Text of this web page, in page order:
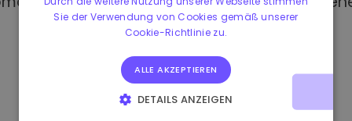
Sie der Verwendung von Cookies gemäß unserer
Cookie-Richtlinie zu.
ALLE AKZEPTIEREN
DETAILS ANZEIGEN